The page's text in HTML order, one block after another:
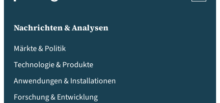
Nachrichten & Analysen
Märkte & Politik
Technologie & Produkte
Anwendungen & Installationen
Forschung & Entwicklung